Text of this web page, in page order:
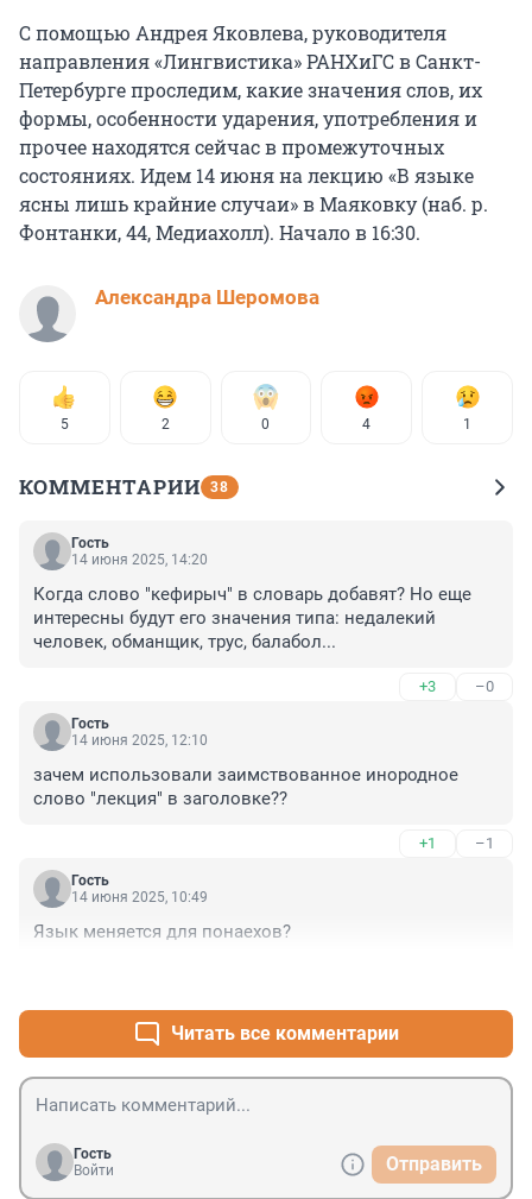
С помощью Андрея Яковлева, руководителя
направления «Лингвистика» РАНХиГС в Санкт-
Петербурге проследим, какие значения слов, их
формы, особенности ударения, употребления и
прочее находятся сейчас в промежуточных
состояниях. Идем 14 июня на лекцию «В языке
ясны лишь крайние случаи» в Маяковку (наб. р.
Фонтанки, 44, Медиахолл). Начало в 16:30.
Александра Шеромова
5 2 0 4 1
КОММЕНТАРИИ 38
Гость
14 июня 2025, 14:20
Когда слово "кефирыч" в словарь добавят? Но еще
интересны будут его значения типа: недалекий
человек, обманщик, трус, балабол...
+3 –0
Гость
14 июня 2025, 12:10
зачем использовали заимствованное инородное
слово "лекция" в заголовке??
+1 –1
Гость
14 июня 2025, 10:49
Язык меняется для понаехов?
Читать все комментарии
Гость
Войти
Отправить